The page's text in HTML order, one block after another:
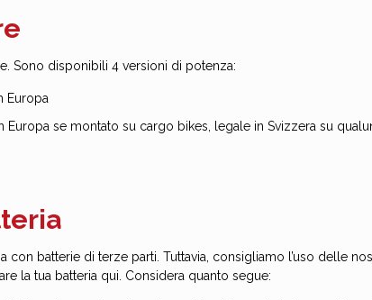
Sono disponibili 4 versioni di potenza:
Europa
se montato su cargo bikes, legale in Svizzera su
con batterie di terze parti. Tuttavia, consigliamo l’uso delle
la tua batteria qui. Considera quanto segue: